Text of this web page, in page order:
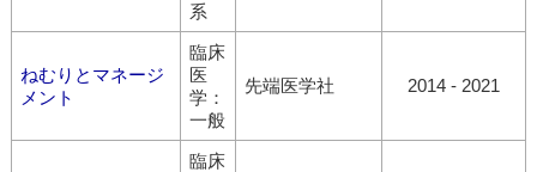
系
ねむりとマネージ
メント
臨床
医
学：
一般
先端医学社 2014 - 2021
臨床